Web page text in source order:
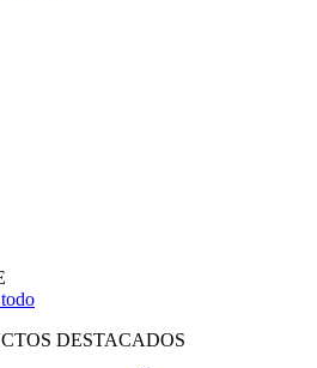
DESTACADOS